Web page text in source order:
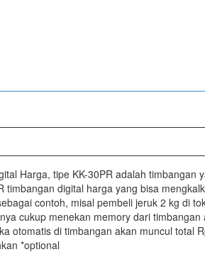
Harga, tipe KK-30PR adalah
timbangan digital harga yang bisa
contoh, misal pembeli jeruk 2 kg di
cukup menekan memory dari
otomatis di timbangan akan muncul total
*optional